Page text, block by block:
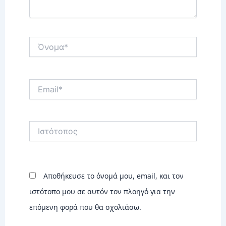
Όνομα*
Ιστότοπος
Αποθήκευσε το όνομά μου, email, και τον
ιστότοπο μου σε αυτόν τον πλοηγό για την
επόμενη φορά που θα σχολιάσω.